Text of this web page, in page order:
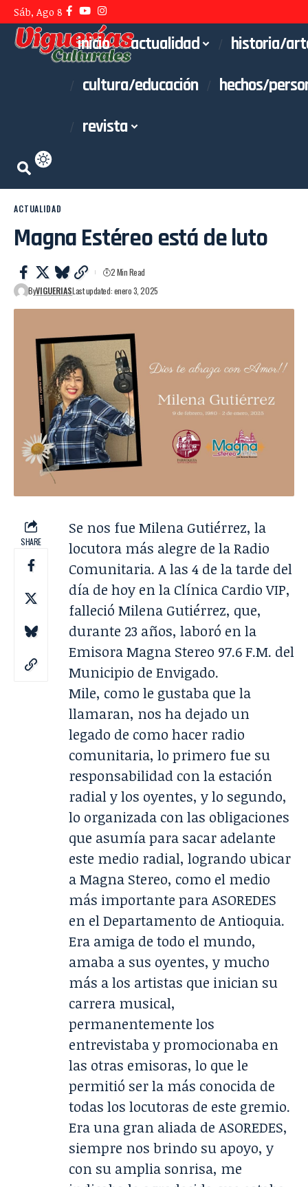
Sáb, Ago 8
inicio actualidad
historia/
cultura/educación
hechos/
revista
ACTUALIDAD
Magna Estéreo está de luto
ByVIGUERIASLast updated: enero 3, 2025
2 Min Read
SHARE
Se nos fue Milena Gutiérrez, la
locutora más alegre de la Radio
Comunitaria. A las 4 de la tarde del
día de hoy en la Clínica Cardio VIP,
falleció Milena Gutiérrez, que,
durante 23 años, laboró en la
Emisora Magna Stereo 97.6 F.M. del
Municipio de Envigado.
Mile, como le gustaba que la
llamaran, nos ha dejado un
legado de como hacer radio
comunitaria, lo primero fue su
responsabilidad con la estación
radial y los oyentes, y lo segundo,
lo organizada con las obligaciones
que asumía para sacar adelante
este medio radial, logrando ubicar
a Magna Stereo, como el medio
más importante para ASOREDES
en el Departamento de Antioquia.
Era amiga de todo el mundo,
amaba a sus oyentes, y mucho
más a los artistas que inician su
carrera musical,
permanentemente los
entrevistaba y promocionaba en
las otras emisoras, lo que le
permitió ser la más conocida de
todas los locutoras de este gremio.
Era una gran aliada de ASOREDES,
siempre nos brindo su apoyo, y
con su amplia sonrisa, me